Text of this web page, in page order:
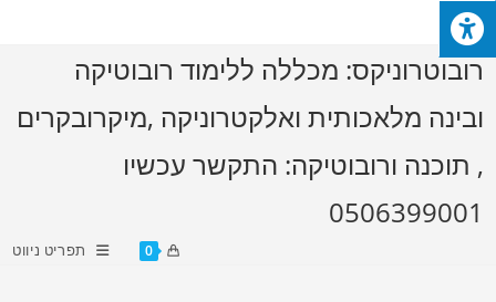
Skip
to
content
רובוטרוניקס: מכללה ללימוד רובוטיקה
ובינה מלאכותית ואלקטרוניקה ,מיקרובקרים
, תוכנה ורובוטיקה: התקשר עכשיו
0506399001
0 תפריט ניווט